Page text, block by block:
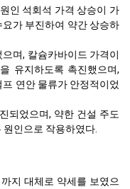
인 석회석 가격 상승이 가
가 부진하여 약간 상승하
며, 칼슘카바이드 가격이
유지하도록 촉진했으며,
연안 물류가 안정적이었
되었으며, 약한 건설 주도
인으로 작용하였다.
지 대체로 약세를 보였으